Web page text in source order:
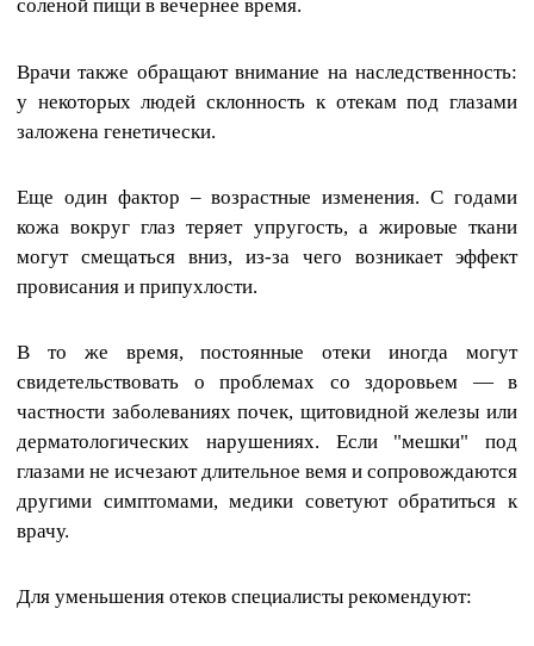
соленой пищи в вечернее время.
Врачи также обращают внимание на наследственность:
у некоторых людей склонность к отекам под глазами
заложена генетически.
Еще один фактор – возрастные изменения. С годами
кожа вокруг глаз теряет упругость, а жировые ткани
могут смещаться вниз, из-за чего возникает эффект
провисания и припухлости.
В то же время, постоянные отеки иногда могут
свидетельствовать о проблемах со здоровьем — в
частности заболеваниях почек, щитовидной железы или
дерматологических нарушениях. Если "мешки" под
глазами не исчезают длительное вемя и сопровождаются
другими симптомами, медики советуют обратиться к
врачу.
Для уменьшения отеков специалисты рекомендуют: